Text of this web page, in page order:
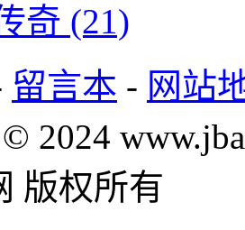
奇 (21)
留言本 - 网站
2024
版权所有